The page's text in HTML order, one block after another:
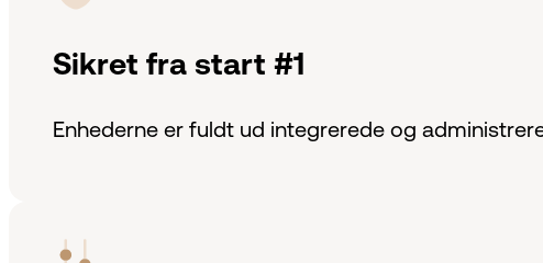
Sikret fra start #1
Enhederne er fuldt ud integrerede og